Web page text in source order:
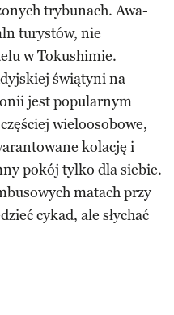
trybunach. Awa-
turystów, nie
w Tokushimie.
świątyni na
jest popularnym
wieloosobowe,
kolację i
pokój tylko dla siebie.
matach przy
cykad, ale słychać